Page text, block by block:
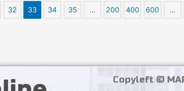
32 33 34 35 … 200 400 600 …
Copyleft ©